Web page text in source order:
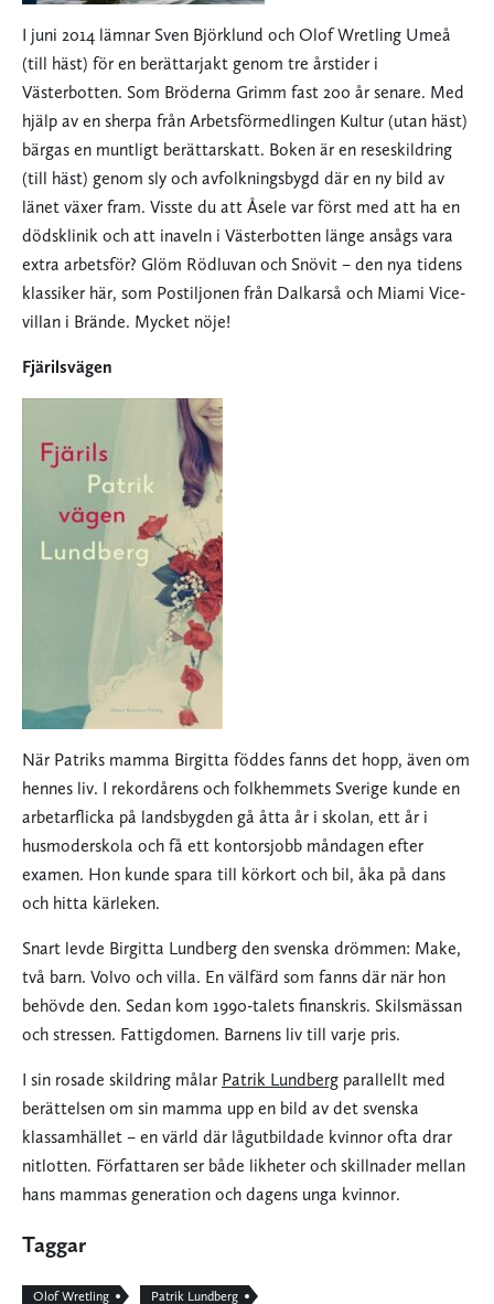
I juni 2014 lämnar Sven Björklund och Olof Wretling Umeå
(till häst) för en berättarjakt genom tre årstider i
Västerbotten. Som Bröderna Grimm fast 200 år senare. Med
hjälp av en sherpa från Arbetsförmedlingen Kultur (utan häst)
bärgas en muntligt berättarskatt. Boken är en reseskildring
(till häst) genom sly och avfolkningsbygd där en ny bild av
länet växer fram. Visste du att Åsele var först med att ha en
dödsklinik och att inaveln i Västerbotten länge ansågs vara
extra arbetsför? Glöm Rödluvan och Snövit – den nya tidens
klassiker här, som Postiljonen från Dalkarså och Miami Vice-
villan i Brände. Mycket nöje!
Fjärilsvägen
När Patriks mamma Birgitta föddes fanns det hopp, även om
hennes liv. I rekordårens och folkhemmets Sverige kunde en
arbetarflicka på landsbygden gå åtta år i skolan, ett år i
husmoderskola och få ett kontorsjobb måndagen efter
examen. Hon kunde spara till körkort och bil, åka på dans
och hitta kärleken.
Snart levde Birgitta Lundberg den svenska drömmen: Make,
två barn. Volvo och villa. En välfärd som fanns där när hon
behövde den. Sedan kom 1990-talets finanskris. Skilsmässan
och stressen. Fattigdomen. Barnens liv till varje pris.
I sin rosade skildring målar Patrik Lundberg parallellt med
berättelsen om sin mamma upp en bild av det svenska
klassamhället – en värld där lågutbildade kvinnor ofta drar
nitlotten. Författaren ser både likheter och skillnader mellan
hans mammas generation och dagens unga kvinnor.
Taggar
Olof Wretling Patrik Lundberg